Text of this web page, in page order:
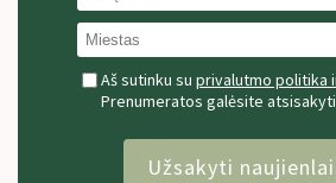
Aš sutinku su privalutmo politika
Prenumeratos galėsite
Užsakyti